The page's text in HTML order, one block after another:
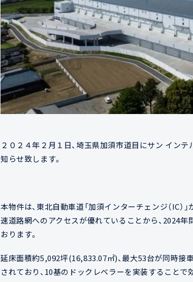
２０２４年２月１日、埼玉県加須市道目にサン インテ
知らせ致します。
本物件は、東北自動車道「加須インターチェンジ（IC
速道路網へのアクセスが優れていることから、2024
おります。
延床面積約5,092坪(16,833.07㎡)、最大53台が同時接
されており、10基のドックレベラーを実装することで